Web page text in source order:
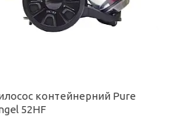
контейнерний Pure
52HF